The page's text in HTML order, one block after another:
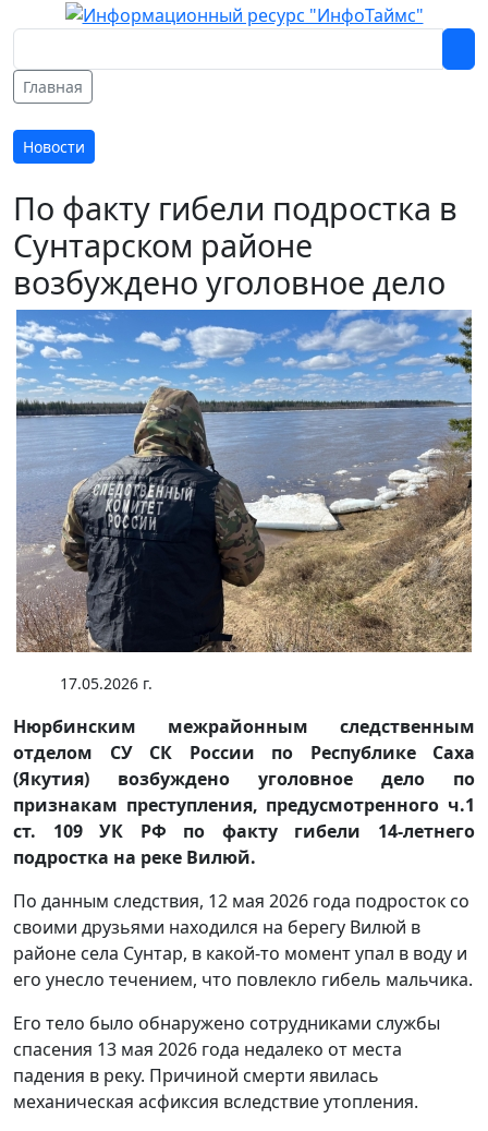
Главная
Новости
По факту гибели подростка в
Сунтарском районе
возбуждено уголовное дело
17.05.2026 г.
Нюрбинским межрайонным следственным
отделом СУ СК России по Республике Саха
(Якутия) возбуждено уголовное дело по
признакам преступления, предусмотренного ч.1
ст. 109 УК РФ по факту гибели 14-летнего
подростка на реке Вилюй.
По данным следствия, 12 мая 2026 года подросток со
своими друзьями находился на берегу Вилюй в
районе села Сунтар, в какой-то момент упал в воду и
его унесло течением, что повлекло гибель мальчика.
Его тело было обнаружено сотрудниками службы
спасения 13 мая 2026 года недалеко от места
падения в реку. Причиной смерти явилась
механическая асфиксия вследствие утопления.